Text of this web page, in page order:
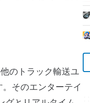
のトラック輸送ユ
そのエンターテイ